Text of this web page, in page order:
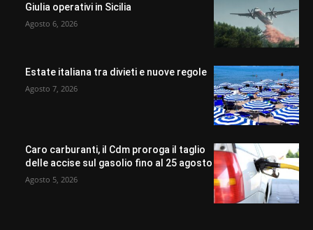
Giulia operativi in Sicilia
Agosto 6, 2026
Estate italiana tra divieti e nuove regole
Agosto 7, 2026
Caro carburanti, il Cdm proroga il taglio
delle accise sul gasolio fino al 25 agosto
Agosto 5, 2026